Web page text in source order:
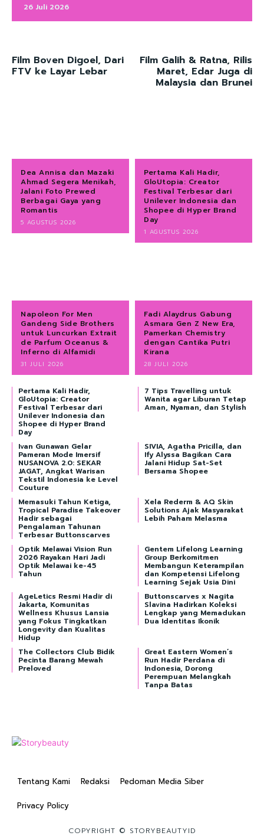
26 Juli 2026
Film Boven Digoel, Dari
FTV ke Layar Lebar
Film Galih & Ratna, Rilis
Maret, Edar Juga di
Malaysia dan Brunei
Dea Annisa dan Mazaki
Ahmad Segera Menikah,
Jalani Foto Prewed
Berbagai Gaya yang
Romantis
5 AGUSTUS 2026
Pertama Kali Hadir,
GloUtopia: Creator
Festival Terbesar dari
Unilever Indonesia dan
Shopee di Hyper Brand
Day
1 AGUSTUS 2026
Napoleon For Men
Gandeng Side Brothers
untuk Luncurkan Extrait
de Parfum Oceanus &
Inferno di Alfamidi
31 JULI 2026
Fadi Alaydrus Gabung
Asmara Gen Z New Era,
Pamerkan Chemistry
dengan Cantika Putri
Kirana
28 JULI 2026
Pertama Kali Hadir,
GloUtopia: Creator
Festival Terbesar dari
Unilever Indonesia dan
Shopee di Hyper Brand
Day
7 Tips Travelling untuk
Wanita agar Liburan Tetap
Aman, Nyaman, dan Stylish
Ivan Gunawan Gelar
Pameran Mode Imersif
NUSANOVA 2.0: SEKAR
JAGAT, Angkat Warisan
Tekstil Indonesia ke Level
Couture
SIVIA, Agatha Pricilla, dan
Ify Alyssa Bagikan Cara
Jalani Hidup Sat-Set
Bersama Shopee
Memasuki Tahun Ketiga,
Tropical Paradise Takeover
Hadir sebagai
Pengalaman Tahunan
Terbesar Buttonscarves
Xela Rederm & AQ Skin
Solutions Ajak Masyarakat
Lebih Paham Melasma
Optik Melawai Vision Run
2026 Rayakan Hari Jadi
Optik Melawai ke-45
Tahun
Gentem Lifelong Learning
Group Berkomitmen
Membangun Keterampilan
dan Kompetensi Lifelong
Learning Sejak Usia Dini
AgeLetics Resmi Hadir di
Jakarta, Komunitas
Wellness Khusus Lansia
yang Fokus Tingkatkan
Longevity dan Kualitas
Hidup
Buttonscarves x Nagita
Slavina Hadirkan Koleksi
Lengkap yang Memadukan
Dua Identitas Ikonik
The Collectors Club Bidik
Pecinta Barang Mewah
Preloved
Great Eastern Women’s
Run Hadir Perdana di
Indonesia, Dorong
Perempuan Melangkah
Tanpa Batas
Tentang Kami Redaksi Pedoman Media Siber
Privacy Policy
COPYRIGHT © STORYBEAUTYID